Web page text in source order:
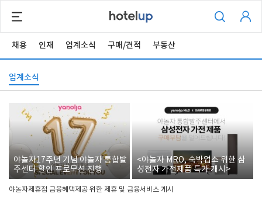
채용 인재 업계소식 구매/견적 부동산
업계소식
야놀자17주년 기념 야놀자 통합발
주센터 할인 프로모션 진행
<야놀자 MRO, 숙박업소 위한 삼
성전자 가전제품 특가 개시>
야놀자제휴점 금융혜택제공 위한 제휴 및 금융서비스 게시